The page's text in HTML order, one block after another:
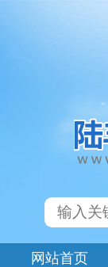
网站首页